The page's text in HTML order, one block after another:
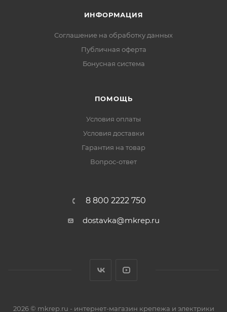
ИНФОРМАЦИЯ
Соглашение на обработку данных
Публичная оферта
Бонусная система
ПОМОЩЬ
Условия оплаты
Условия доставки
Гарантия на товар
Вопрос-ответ
8 800 2222 750
dostavka@mkrep.ru
2026 © mkrep.ru - интернет-магазин крепежа и электрики